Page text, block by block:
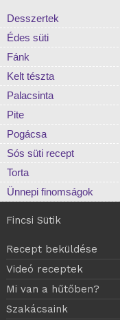
Desszertek
Édes süti
Fánk
Kelt tészta
Palacsinta
Pite
Pogácsa
Sós süti recept
Torta
Ünnepi finomságok
Fincsi Sütik
Recept beküldése
Videó receptek
Mi van a hűtőben?
Szakácsaink